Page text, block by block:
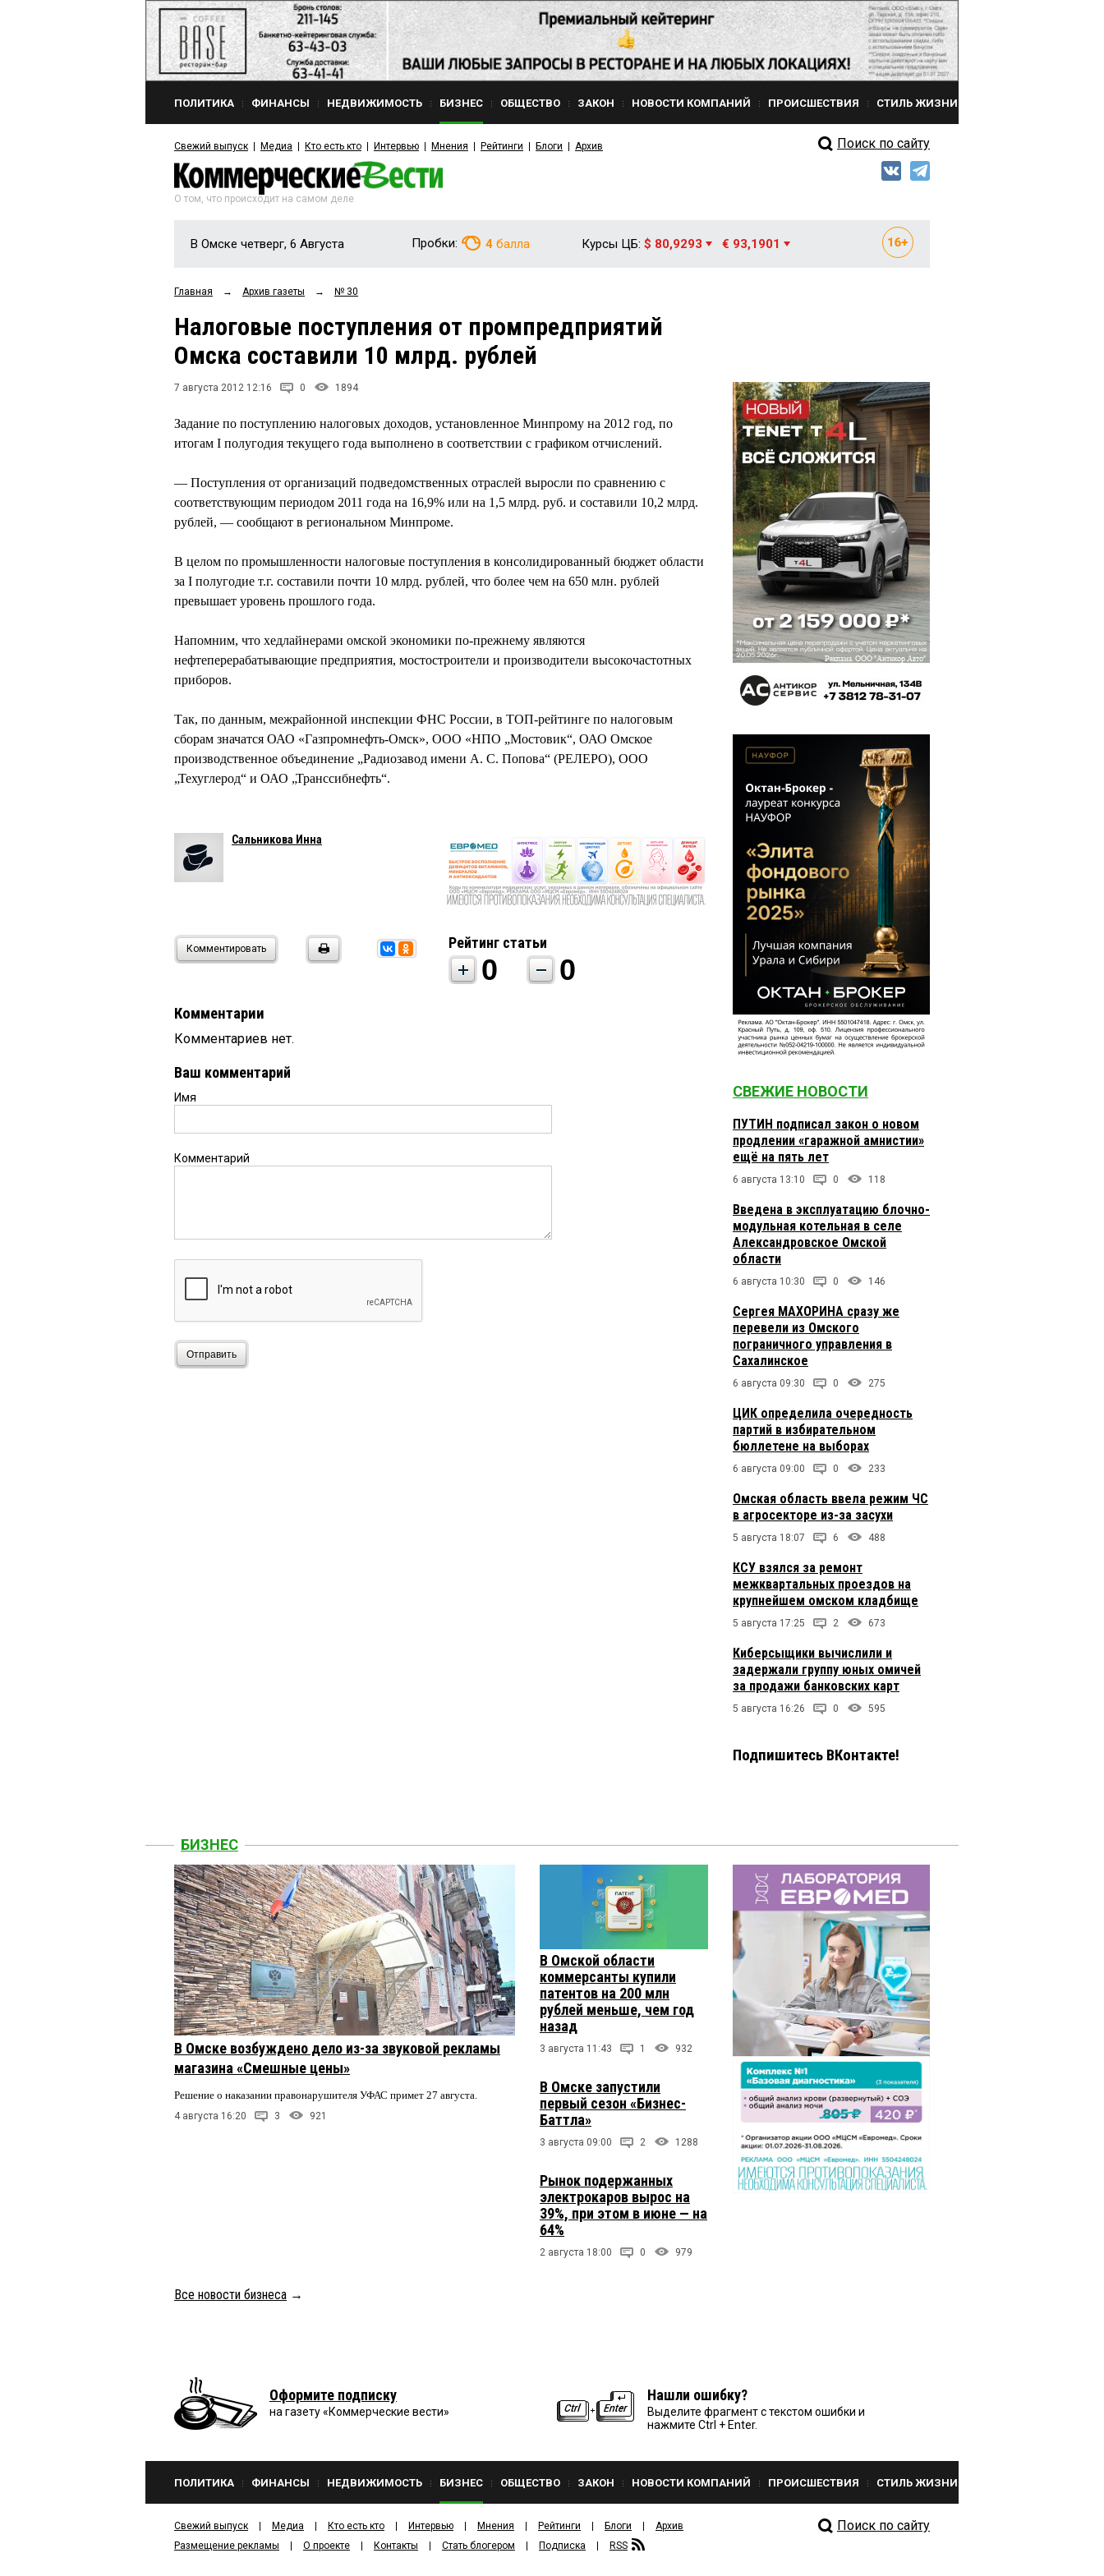
ПОЛИТИКА ФИНАНСЫ НЕДВИЖИМОСТЬ БИЗНЕС ОБЩЕСТВО ЗАКОН НОВОСТИ КОМПАНИЙ ПРОИСШЕСТВИЯ СТИЛЬ ЖИЗНИ
Свежий выпуск Медиа Кто есть кто Интервью Мнения Рейтинги Блоги Архив Поиск по сайту
О том, что происходит на самом деле
В Омске четверг, 6 Августа Пробки: 4 балла Курсы ЦБ: $ 80,9293 € 93,1901
Главная → Архив газеты → № 30
Налоговые поступления от промпредприятий
Омска составили 10 млрд. рублей
7 августа 2012 12:16 0 1894
Задание по поступлению налоговых доходов, установленное Минпрому на 2012 год, по
итогам I полугодия текущего года выполнено в соответствии с графиком отчислений.
— Поступления от организаций подведомственных отраслей выросли по сравнению с
соответствующим периодом 2011 года на 16,9% или на 1,5 млрд. руб. и составили 10,2 млрд.
рублей, — сообщают в региональном Минпроме.
В целом по промышленности налоговые поступления в консолидированный бюджет области
за I полугодие т.г. составили почти 10 млрд. рублей, что более чем на 650 млн. рублей
превышает уровень прошлого года.
Напомним, что хедлайнерами омской экономики по-прежнему являются
нефтеперерабатывающие предприятия, мостостроители и производители высокочастотных
приборов.
Так, по данным, межрайонной инспекции ФНС России, в ТОП-рейтинге по налоговым
сборам значатся ОАО «Газпромнефть-Омск», ООО «НПО „Мостовик“, ОАО Омское
производственное объединение „Радиозавод имени А. С. Попова“ (РЕЛЕРО), ООО
„Техуглерод“ и ОАО „Транссибнефть“.
Сальникова Инна
Комментировать Рейтинг статьи
0 0
Комментарии
Комментариев нет.
Ваш комментарий
Имя
Комментарий
Отправить
СВЕЖИЕ НОВОСТИ
ПУТИН подписал закон о новом
продлении «гаражной амнистии»
ещё на пять лет
6 августа 13:10 0 118
Введена в эксплуатацию блочно-
модульная котельная в селе
Александровское Омской
области
6 августа 10:30 0 146
Сергея МАХОРИНА сразу же
перевели из Омского
пограничного управления в
Сахалинское
6 августа 09:30 0 275
ЦИК определила очередность
партий в избирательном
бюллетене на выборах
6 августа 09:00 0 233
Омская область ввела режим ЧС
в агросекторе из-за засухи
5 августа 18:07 6 488
КСУ взялся за ремонт
межквартальных проездов на
крупнейшем омском кладбище
5 августа 17:25 2 673
Киберсыщики вычислили и
задержали группу юных омичей
за продажи банковских карт
5 августа 16:26 0 595
Подпишитесь ВКонтакте!
БИЗНЕС
В Омске возбуждено дело из-за звуковой рекламы
магазина «Смешные цены»
Решение о наказании правонарушителя УФАС примет 27 августа.
4 августа 16:20 3 921
В Омской области
коммерсанты купили
патентов на 200 млн
рублей меньше, чем год
назад
3 августа 11:43 1 932
В Омске запустили
первый сезон «Бизнес-
Баттла»
3 августа 09:00 2 1288
Рынок подержанных
электрокаров вырос на
39%, при этом в июне — на
64%
2 августа 18:00 0 979
Все новости бизнеса →
Оформите подписку
на газету «Коммерческие вести»
Нашли ошибку?
Выделите фрагмент с текстом ошибки и
нажмите Ctrl + Enter.
ПОЛИТИКА ФИНАНСЫ НЕДВИЖИМОСТЬ БИЗНЕС ОБЩЕСТВО ЗАКОН НОВОСТИ КОМПАНИЙ ПРОИСШЕСТВИЯ СТИЛЬ ЖИЗНИ
Свежий выпуск Медиа Кто есть кто Интервью Мнения Рейтинги Блоги
Архив
Размещение рекламы
О проекте Контакты Стать блогером Подписка RSS
Поиск по сайту